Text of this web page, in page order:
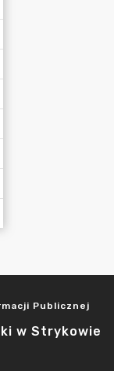
Publicznej
w Strykowie